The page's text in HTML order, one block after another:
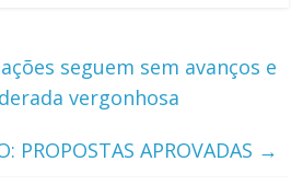
seguem sem avanços e
vergonhosa
PROPOSTAS APROVADAS →